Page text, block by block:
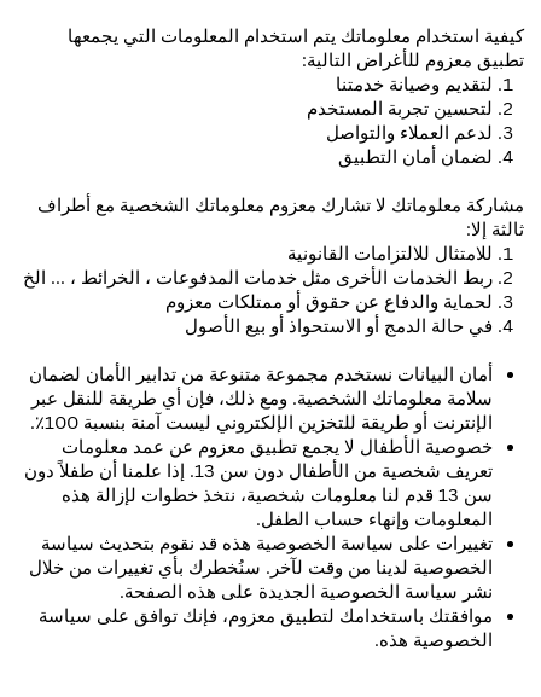
كيفية استخدام معلوماتك يتم استخدام المعلومات التي يجمعها
تطبيق معزوم للأغراض التالية:
لتقديم وصيانة خدمتنا
لتحسين تجربة المستخدم
لدعم العملاء والتواصل
لضمان أمان التطبيق
مشاركة معلوماتك لا تشارك معزوم معلوماتك الشخصية مع أطراف
ثالثة إلا:
للامتثال للالتزامات القانونية
ربط الخدمات الأخرى مثل خدمات المدفوعات ، الخرائط ، ... الخ
لحماية والدفاع عن حقوق أو ممتلكات معزوم
في حالة الدمج أو الاستحواذ أو بيع الأصول
أمان البيانات نستخدم مجموعة متنوعة من تدابير الأمان لضمان
سلامة معلوماتك الشخصية. ومع ذلك، فإن أي طريقة للنقل عبر
الإنترنت أو طريقة للتخزين الإلكتروني ليست آمنة بنسبة 100٪.
خصوصية الأطفال لا يجمع تطبيق معزوم عن عمد معلومات
تعريف شخصية من الأطفال دون سن 13. إذا علمنا أن طفلاً دون
سن 13 قدم لنا معلومات شخصية، نتخذ خطوات لإزالة هذه
المعلومات وإنهاء حساب الطفل.
تغييرات على سياسة الخصوصية هذه قد نقوم بتحديث سياسة
الخصوصية لدينا من وقت لآخر. سنُخطرك بأي تغييرات من خلال
نشر سياسة الخصوصية الجديدة على هذه الصفحة.
موافقتك باستخدامك لتطبيق معزوم، فإنك توافق على سياسة
الخصوصية هذه.